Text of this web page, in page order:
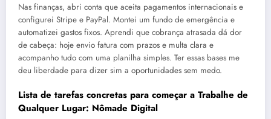
Nas finanças, abri conta que aceita pagamentos internacionais e
configurei Stripe e PayPal. Montei um fundo de emergência e
automatizei gastos fixos. Aprendi que cobrança atrasada dá dor
de cabeça: hoje envio fatura com prazos e multa clara e
acompanho tudo com uma planilha simples. Ter essas bases me
deu liberdade para dizer sim a oportunidades sem medo.
Lista de tarefas concretas para começar a Trabalhe de
Qualquer Lugar: Nômade Digital